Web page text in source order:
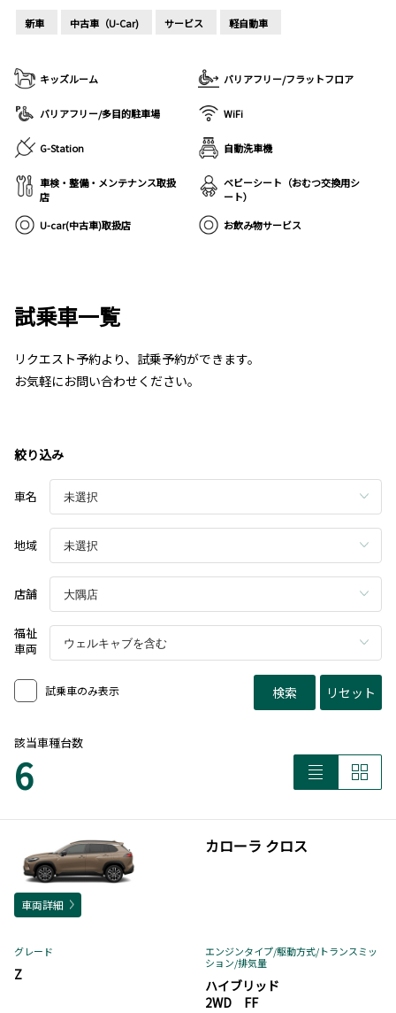
新車 中古車（U-Car) サービス 軽自動車
キッズルーム バリアフリー/フラットフロア
バリアフリー/多目的駐車場 WiFi
G-Station 自動洗車機
車検・整備・メンテナンス取扱
店
ベビーシート（おむつ交換用シ
ート）
U-car(中古車)取扱店
お飲み物サービス
試乗車一覧
リクエスト予約より、試乗予約ができます。
お気軽にお問い合わせください。
絞り込み
車名
地域
店舗
福祉
車両
試乗車のみ表示 検索 リセット
該当車種台数
6
カローラ クロス
車両詳細
グレード
Z
エンジンタイプ/駆動方式/トランスミッ
ション/排気量
ハイブリッド
2WD FF